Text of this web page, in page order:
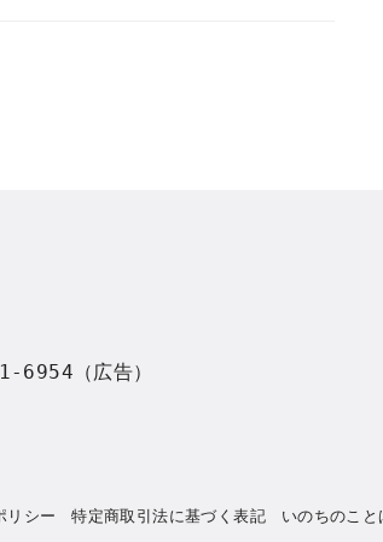
（広告）
リシー 特定商取引法に基づく表記 いのちのこと